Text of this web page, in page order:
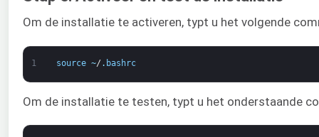
Om de installatie te activeren, typt u het volgende
1 source ~/ . bashrc
Om de installatie te testen, typt u het onderstaande